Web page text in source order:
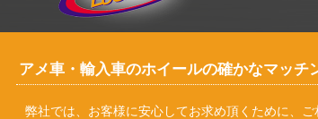
アメ車・輸入車のホイールの確かなマッチ
弊社では、お客様に安心してお求め頂くために、